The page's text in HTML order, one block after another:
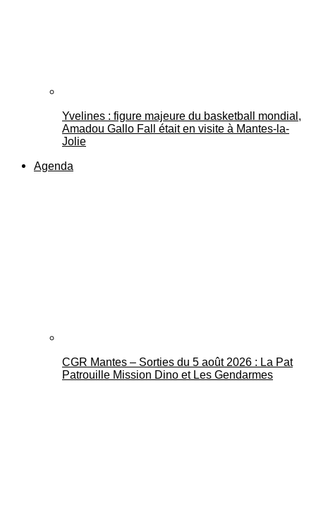
Yvelines : figure majeure du basketball mondial,
Amadou Gallo Fall était en visite à Mantes-la-
Jolie
Agenda
CGR Mantes – Sorties du 5 août 2026 : La Pat
Patrouille Mission Dino et Les Gendarmes